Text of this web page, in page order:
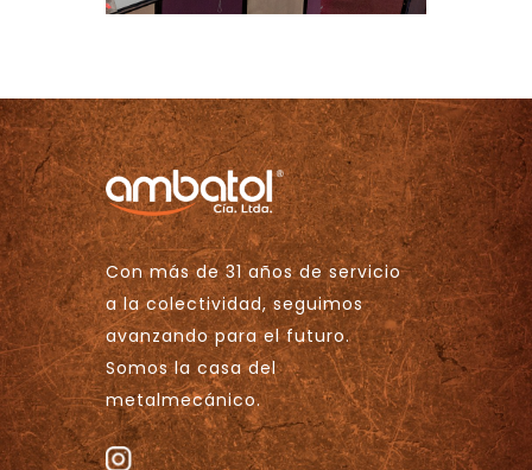
Con más de 31 años de servicio
a la colectividad, seguimos
avanzando para el futuro.
Somos la casa del
metalmecánico.